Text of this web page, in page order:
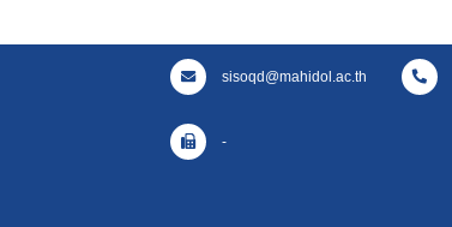
sisoqd@mahidol.ac.th
-